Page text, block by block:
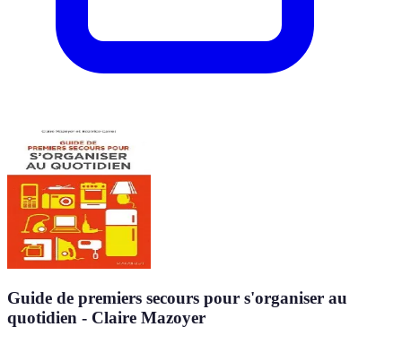
Guide de premiers secours pour s'organiser au
quotidien - Claire Mazoyer